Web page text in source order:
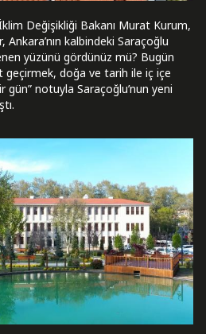
Değişikliği Bakanı Murat Kurum,
Ankara’nın kalbindeki Saraçoğlu
yüzünü gördünüz mü? Bugün
geçirmek, doğa ve tarih ile iç içe
gün” notuyla Saraçoğlu’nun yeni